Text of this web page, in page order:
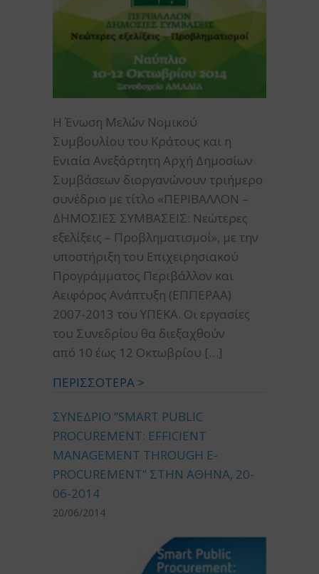
Η Ένωση Μελών Νομικού
Συμβουλίου του Κράτους και η
Ενιαία Ανεξάρτητη Αρχή Δημοσίων
Συμβάσεων διοργανώνουν τριήμερο
συνέδριο με τίτλο «ΠΕΡΙΒΑΛΛΟΝ –
ΔΗΜΟΣΙΕΣ ΣΥΜΒΑΣΕΙΣ: Νεώτερες
εξελίξεις – Προβληματισμοί», με την
υποστήριξη του Επιχειρησιακού
Προγράμματος Περιβάλλον και
Αειφόρος Ανάπτυξη (ΕΠΠΕΡΑΑ)
2007-2013 του ΥΠΕΚΑ. Οι εργασίες
του Συνεδρίου θα διεξαχθούν
από 10 έως 12 Οκτωβρίου […]
ΠΕΡΙΣΣΟΤΕΡΑ >
ΣΥΝΕΔΡΙΟ ”SMART PUBLIC
PROCUREMENT: EFFICIENT
MANAGEMENT THROUGH E-
PROCUREMENT” ΣΤΗΝ ΑΘΗΝΑ, 20-
06-2014
20/06/2014